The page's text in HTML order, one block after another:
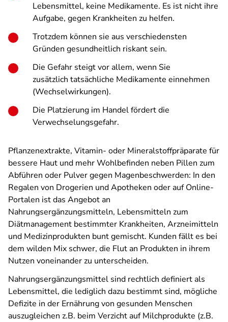
Lebensmittel, keine Medikamente. Es ist nicht ihre
Aufgabe, gegen Krankheiten zu helfen.
Trotzdem können sie aus verschiedensten
Gründen gesundheitlich riskant sein.
Die Gefahr steigt vor allem, wenn Sie
zusätzlich tatsächliche Medikamente einnehmen
(Wechselwirkungen).
Die Platzierung im Handel fördert die
Verwechselungsgefahr.
Pflanzenextrakte, Vitamin- oder Mineralstoffpräparate für
bessere Haut und mehr Wohlbefinden neben Pillen zum
Abführen oder Pulver gegen Magenbeschwerden: In den
Regalen von Drogerien und Apotheken oder auf Online-
Portalen ist das Angebot an
Nahrungsergänzungsmitteln, Lebensmitteln zum
Diätmanagement bestimmter Krankheiten, Arzneimitteln
und Medizinprodukten bunt gemischt. Kunden fällt es bei
dem wilden Mix schwer, die Flut an Produkten in ihrem
Nutzen voneinander zu unterscheiden.
Nahrungsergänzungsmittel sind rechtlich definiert als
Lebensmittel, die lediglich dazu bestimmt sind, mögliche
Defizite in der Ernährung von gesunden Menschen
auszugleichen z.B. beim Verzicht auf Milchprodukte (z.B.